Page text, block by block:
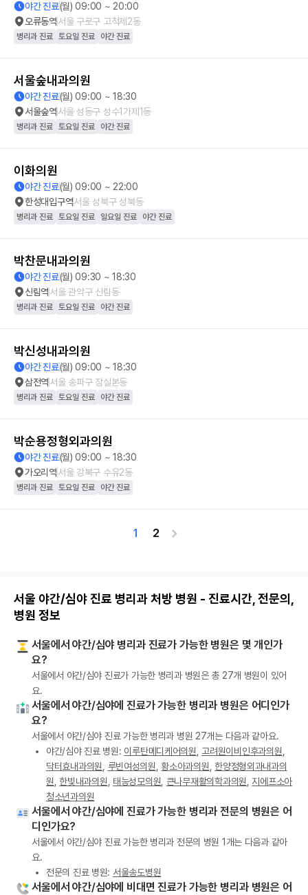
야간 진료(월) 09:00 ~ 20:00
오류동역서울 구로구 고척제2동
병리과 진료 토요일 진료 야간 진료
서울숲내과의원
야간 진료(월) 09:00 ~ 18:30
서울숲역서울 성동구 성수1가제1동
병리과 진료 토요일 진료 야간 진료
이화의원
야간 진료(월) 09:00 ~ 22:00
한성대입구역서울 성북구 성북동
병리과 진료 토요일 진료 일요일 진료 야간 진료
박찬문내과의원
야간 진료(월) 09:30 ~ 18:30
신림역서울 관악구 신림동
병리과 진료 토요일 진료 야간 진료
박신성내과의원
야간 진료(월) 09:00 ~ 18:30
삼전역서울 송파구 잠실본동
병리과 진료 토요일 진료 야간 진료
박순용정형외과의원
야간 진료(월) 09:00 ~ 18:30
가오리역서울 강북구 수유2동
병리과 진료 토요일 진료 야간 진료
1 2
서울 야간/심야 진료 병리과 처방 병원 - 진료시간, 전문의,
병원 정보
서울에서 야간/심야 병리과 진료가 가능한 병원은 몇 개인가
요?
서울에서 야간/심야 진료가 가능한 병리과 병원은 총 27개 병원이 있어
요.
서울에서 야간/심야에 진료가 가능한 병리과 병원은 어디인가
요?
서울에서 야간/심야 진료 가능한 병리과 병원 27개는 다음과 같아요.
야간/심야 진료 병원: 이루탄메디케어의원 고려원이비인후과의원
닥터효내과의원
루빈여성의원 ,황소아과의원
한양정형외과내과의
원
한빛내과의원 태능성모의원 큰나무재활의학과의원
지에프소아
청소년과의원
서울에서 야간/심야에 진료가 가능한 병리과 전문의 병원은 어
디인가요?
서울에서 야간/심야 진료 가능한 병리과 전문의 병원 1개는 다음과 같아
요.
전문의 진료 병원: 서울송도병원
서울에서 야간/심야에 비대면 진료가 가능한 병리과 병원은 어